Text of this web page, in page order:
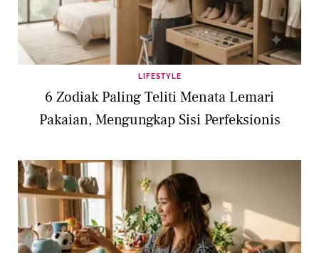
LIFESTYLE
6 Zodiak Paling Teliti Menata Lemari
Pakaian, Mengungkap Sisi Perfeksionis